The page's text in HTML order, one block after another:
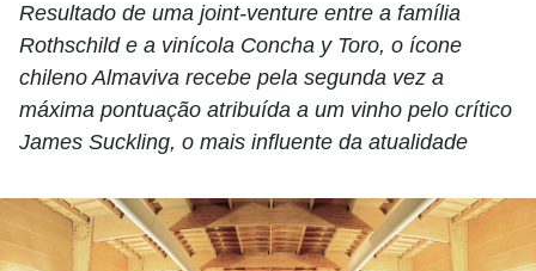
Resultado de uma joint-venture entre a família
Rothschild e a vinícola Concha y Toro, o ícone
chileno Almaviva recebe pela segunda vez a
máxima pontuação atribuída a um vinho pelo crítico
James Suckling, o mais influente da atualidade